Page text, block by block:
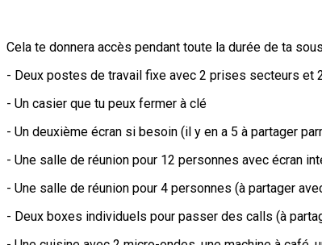
Cela te donnera accès pendant toute la durée de ta
- Deux postes de travail fixe avec 2 prises secteurs et
- Un casier que tu peux fermer à clé
- Un deuxième écran si besoin (il y en a 5 à partager
- Une salle de réunion pour 12 personnes avec écran
- Une salle de réunion pour 4 personnes (à partager
- Deux boxes individuels pour passer des calls (à